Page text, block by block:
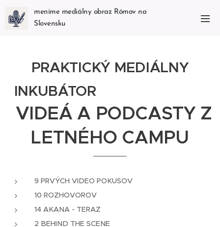
meníme mediálny obraz Rómov na
Slovensku
PRAKTICKÝ MEDIÁLNY
INKUBÁTOR
VIDEÁ A PODCASTY Z
LETNÉHO CAMPU
9 PRVÝCH VIDEO POKUSOV
10 ROZHOVOROV
14 AKANA - TERAZ
2 BEHIND THE SCENE